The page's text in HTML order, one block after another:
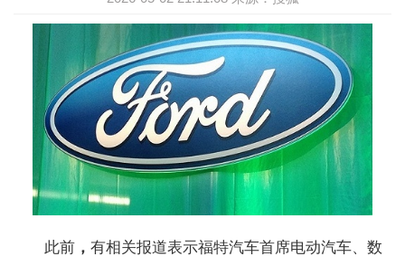
此前 ， 有相关报道表示福特汽车首席电动汽车、数